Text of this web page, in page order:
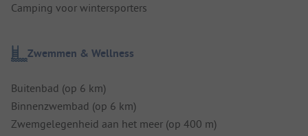
Camping voor wintersporters
Zwemmen & Wellness
Buitenbad (op 6 km)
Binnenzwembad (op 6 km)
Zwemgelegenheid aan het meer (op 400 m)